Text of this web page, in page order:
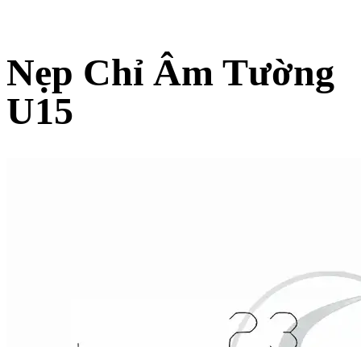
Nẹp Chỉ Âm Tường
U15